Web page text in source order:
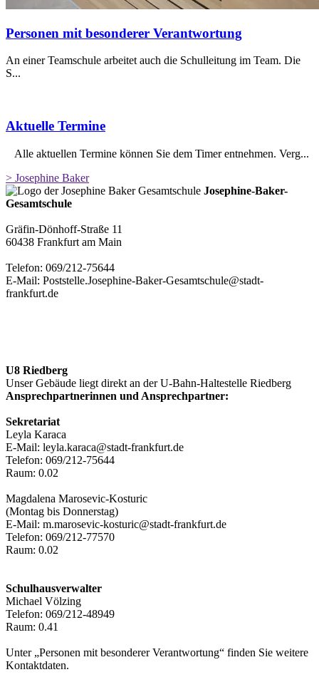
Personen mit besonderer Verantwortung
An einer Teamschule arbeitet auch die Schulleitung im Team. Die
S...
Aktuelle Termine
Alle aktuellen Termine können Sie dem Timer entnehmen. Verg...
> Josephine Baker
Josephine-Baker-
Gesamtschule
Gräfin-Dönhoff-Straße 11
60438 Frankfurt am Main
Telefon: 069/212-75644
E-Mail: Poststelle.Josephine-Baker-Gesamtschule@stadt-
frankfurt.de
U8 Riedberg
Unser Gebäude liegt direkt an der U-Bahn-Haltestelle Riedberg
Ansprechpartnerinnen und Ansprechpartner:
Sekretariat
Leyla Karaca
E-Mail: leyla.karaca@stadt-frankfurt.de
Telefon: 069/212-75644
Raum: 0.02
Magdalena Marosevic-Kosturic
(Montag bis Donnerstag)
E-Mail: m.marosevic-kosturic@stadt-frankfurt.de
Telefon: 069/212-77570
Raum: 0.02
Schulhausverwalter
Michael Völzing
Telefon: 069/212-48949
Raum: 0.41
Unter „Personen mit besonderer Verantwortung“ finden Sie weitere
Kontaktdaten.